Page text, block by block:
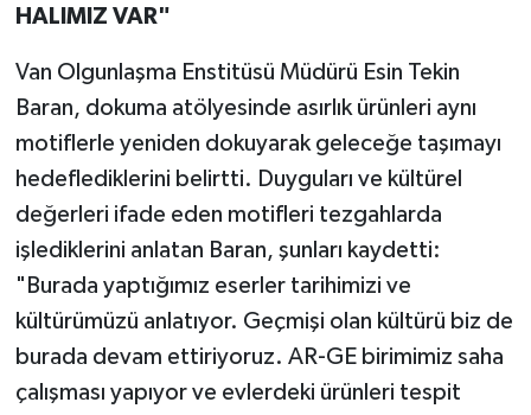
HALIMIZ VAR"
Van Olgunlaşma Enstitüsü Müdürü Esin Tekin
Baran, dokuma atölyesinde asırlık ürünleri aynı
motiflerle yeniden dokuyarak geleceğe taşımayı
hedeflediklerini belirtti. Duyguları ve kültürel
değerleri ifade eden motifleri tezgahlarda
işlediklerini anlatan Baran, şunları kaydetti:
"Burada yaptığımız eserler tarihimizi ve
kültürümüzü anlatıyor. Geçmişi olan kültürü biz de
burada devam ettiriyoruz. AR-GE birimimiz saha
çalışması yapıyor ve evlerdeki ürünleri tespit